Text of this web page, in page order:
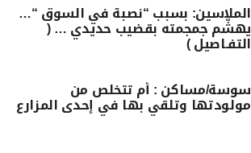
الملاسين: بسبب “نصبة في السوق “…
يهشّم جمجمته بقضيب حديدي … (
التفـاصيل )
سوسة/مساكن : أم تتخلص من
مولودتها وتلقي بها في إحدى المزارع